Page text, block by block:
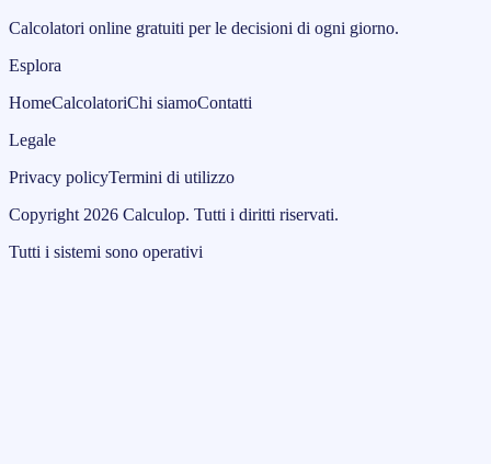
Calcolatori online gratuiti per le decisioni di ogni giorno.
Esplora
HomeCalcolatoriChi siamoContatti
Legale
Privacy policyTermini di utilizzo
Copyright 2026 Calculop. Tutti i diritti riservati.
Tutti i sistemi sono operativi